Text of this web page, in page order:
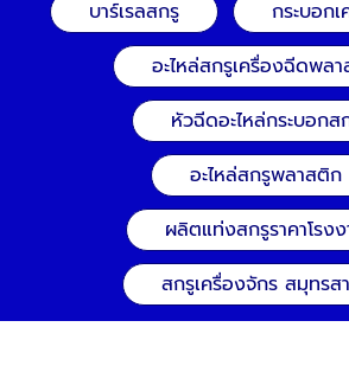
บาร์เรลสกรู
กระบอก
อะไหล่สกรูเครื่องฉีดพล
หัวฉีดอะไหล่กระบอกส
อะไหล่สกรูพลาสติก
ผลิตแท่งสกรูราคาโรง
สกรูเครื่องจักร สมุทรส